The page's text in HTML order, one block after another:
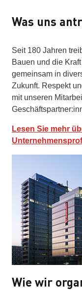
Was uns
Seit 180 Jahren
Bauen und die
gemeinsam in
Zukunft. Respekt
mit unseren
Lesen Sie mehr
Wie wir